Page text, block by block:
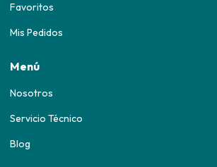
Favoritos
Mis Pedidos
Menú
Nosotros
Servicio Técnico
Blog